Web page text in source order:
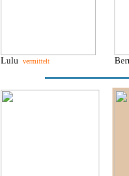
Lulu vermittelt